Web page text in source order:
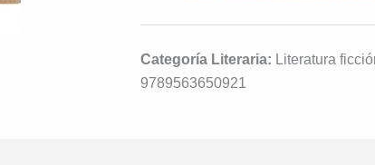
Categoría Literaria: Literatura
9789563650921